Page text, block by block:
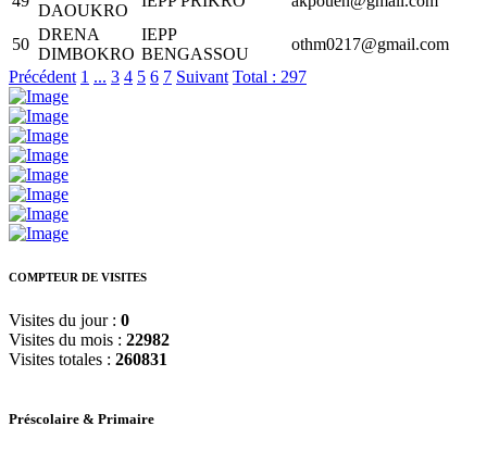
DAOUKRO
50
DRENA
DIMBOKRO
IEPP
BENGASSOU
othm0217@gmail.com
Précédent 1 ... 3 4 5 6 7 Suivant Total : 297
COMPTEUR DE VISITES
Visites du jour : 0
Visites du mois : 22982
Visites totales : 260831
Préscolaire & Primaire